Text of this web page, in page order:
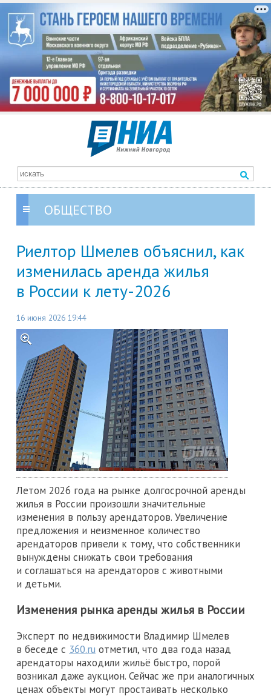
ОБЩЕСТВО
Риелтор Шмелев объяснил, как
изменилась аренда жилья
в России к лету-2026
16 июня 2026 19:44
Летом 2026 года на рынке долгосрочной аренды
жилья в России произошли значительные
изменения в пользу арендаторов. Увеличение
предложения и неизменное количество
арендаторов привели к тому, что собственники
вынуждены снижать свои требования
и соглашаться на арендаторов с животными
и детьми.
Изменения рынка аренды жилья в России
Эксперт по недвижимости Владимир Шмелев
в беседе с 360.ru отметил, что два года назад
арендаторы находили жильё быстро, порой
возникал даже аукцион. Сейчас же при аналогичных
ценах объекты могут простаивать несколько